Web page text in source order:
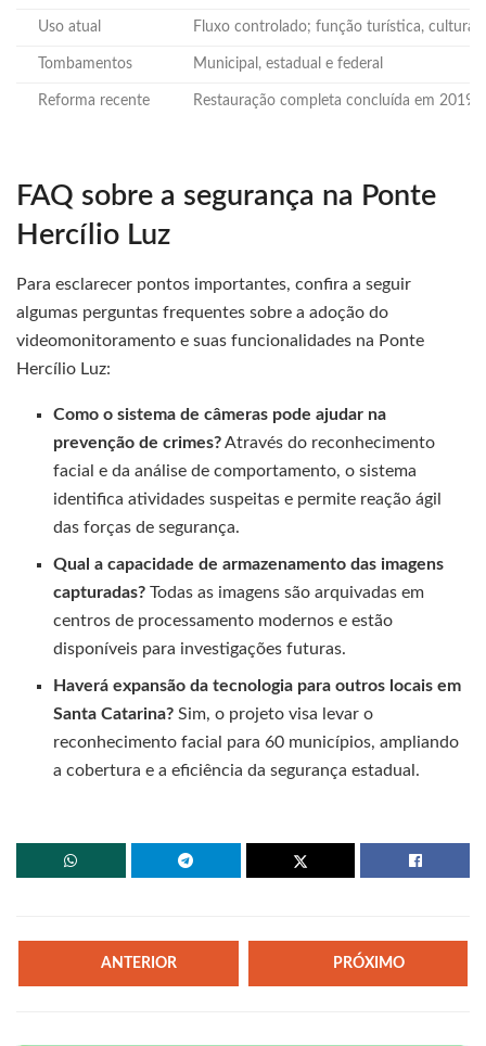
Uso atual Fluxo controlado; função turística, cultural
Tombamentos Municipal, estadual e federal
Reforma recente Restauração completa concluída em 2019
FAQ sobre a segurança na Ponte
Hercílio Luz
Para esclarecer pontos importantes, confira a seguir
algumas perguntas frequentes sobre a adoção do
videomonitoramento e suas funcionalidades na Ponte
Hercílio Luz:
Como o sistema de câmeras pode ajudar na
prevenção de crimes?Através do reconhecimento
facial e da análise de comportamento, o sistema
identifica atividades suspeitas e permite reação ágil
das forças de segurança.
Qual a capacidade de armazenamento das imagens
capturadas? Todas as imagens são arquivadas em
centros de processamento modernos e estão
disponíveis para investigações futuras.
Haverá expansão da tecnologia para outros locais em
Santa Catarina? Sim, o projeto visa levar o
reconhecimento facial para 60 municípios, ampliando
a cobertura e a eficiência da segurança estadual.
ANTERIOR PRÓXIMO